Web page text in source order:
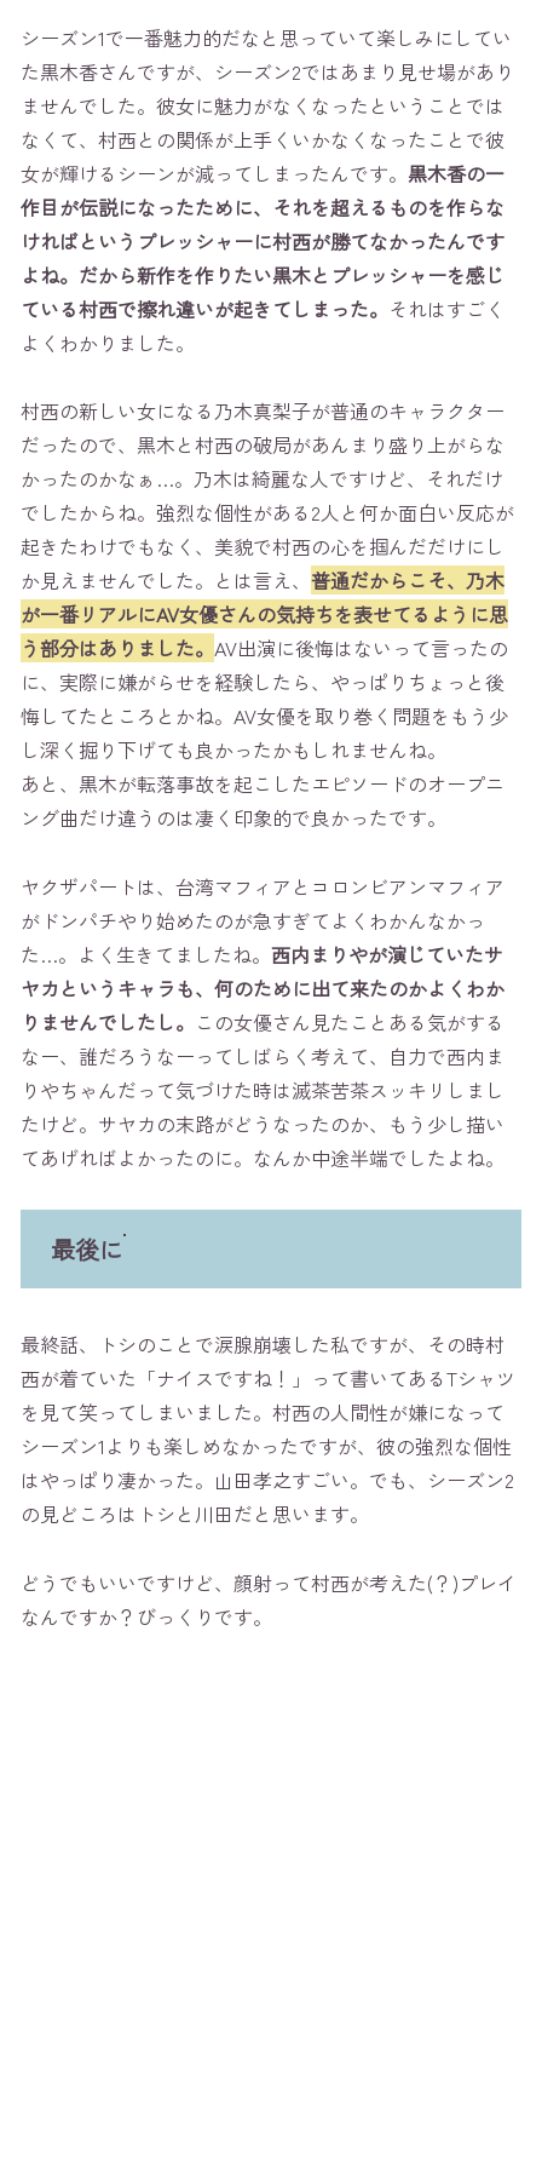
シーズン1で一番魅力的だなと思っていて楽しみにしてい
た黒木香さんですが、シーズン2ではあまり見せ場があり
ませんでした。彼女に魅力がなくなったということでは
なくて、村西との関係が上手くいかなくなったことで彼
女が輝けるシーンが減ってしまったんです。 黒木香の一
作目が伝説になったために、それを超えるものを作らな
ければというプレッシャーに村西が勝てなかったんです
よね。だから新作を作りたい黒木とプレッシャーを感じ
ている村西で擦れ違いが起きてしまった。 それはすごく
よくわかりました。
村西の新しい女になる乃木真梨子が普通のキャラクター
だったので、黒木と村西の破局があんまり盛り上がらな
かったのかなぁ…。乃木は綺麗な人ですけど、それだけ
でしたからね。強烈な個性がある2人と何か面白い反応が
起きたわけでもなく、美貌で村西の心を掴んだだけにし
か見えませんでした。とは言え、 普通だからこそ、乃木
が一番リアルにAV女優さんの気持ちを表せてるように思
う部分はありました。 AV出演に後悔はないって言ったの
に、実際に嫌がらせを経験したら、やっぱりちょっと後
悔してたところとかね。AV女優を取り巻く問題をもう少
し深く掘り下げても良かったかもしれませんね。
あと、黒木が転落事故を起こしたエピソードのオープニ
ング曲だけ違うのは凄く印象的で良かったです。
ヤクザパートは、台湾マフィアとコロンビアンマフィア
がドンパチやり始めたのが急すぎてよくわかんなかっ
た…。よく生きてましたね。 西内まりやが演じていたサ
ヤカというキャラも、何のために出て来たのかよくわか
りませんでしたし。 この女優さん見たことある気がする
なー、誰だろうなーってしばらく考えて、自力で西内ま
りやちゃんだって気づけた時は滅茶苦茶スッキリしまし
たけど。サヤカの末路がどうなったのか、もう少し描い
てあげればよかったのに。なんか中途半端でしたよね。
最後に
最終話、トシのことで涙腺崩壊した私ですが、その時村
西が着ていた「ナイスですね！」って書いてあるTシャツ
を見て笑ってしまいました。村西の人間性が嫌になって
シーズン1よりも楽しめなかったですが、彼の強烈な個性
はやっぱり凄かった。山田孝之すごい。でも、シーズン2
の見どころはトシと川田だと思います。
どうでもいいですけど、顔射って村西が考えた(？)プレイ
なんですか？びっくりです。